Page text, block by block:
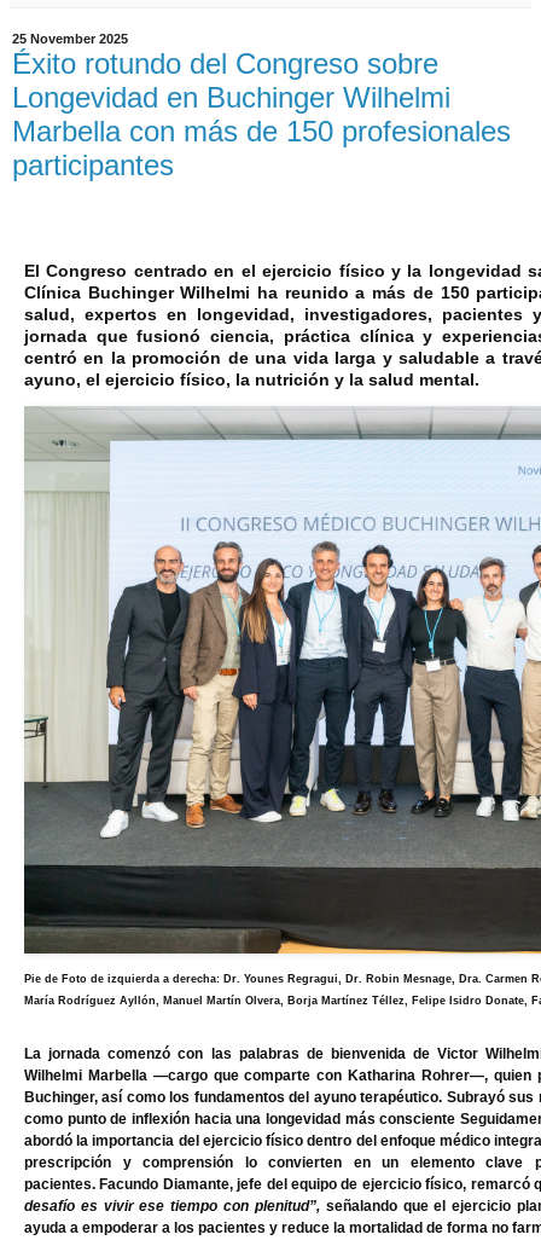
25 November 2025
Éxito rotundo del Congreso sobre
Longevidad en Buchinger Wilhelmi
Marbella con más de 150 profesionales
participantes
El Congreso centrado en el ejercicio físico y la longevidad
Clínica Buchinger Wilhelmi ha reunido a más de 150
salud, expertos en longevidad, investigadores, pacientes
jornada que fusionó ciencia, práctica clínica y
centró en la promoción de una vida larga y saludable a
ayuno, el ejercicio físico, la nutrición y la salud mental.
Pie de Foto de izquierda a derecha: Dr. Younes Regragui, Dr. Robin Mesnage, Dra. Carmen
María Rodríguez Ayllón, Manuel Martín Olvera, Borja Martínez Téllez, Felipe Isidro Donate,
La jornada comenzó con las palabras de bienvenida deVictor
Wilhelmi Marbella —cargo que comparte con Katharina Rohrer—, quien
Buchinger, así como los fundamentos del ayuno terapéutico. Subrayó
como punto de inflexión hacia una longevidad más consciente
abordó la importancia del ejercicio físico dentro del enfoque médico
prescripción y comprensión lo convierten en un elemento
pacientes. Facundo Diamante, jefe del equipo de ejercicio físico,
desafío es vivir ese tiempo con plenitud”,señalando que el ejercicio
ayuda a empoderar a los pacientes y reduce la mortalidad de forma no